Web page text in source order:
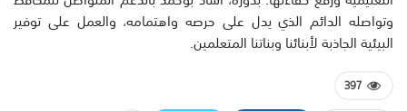
وتواصله الدائم الذي يدل على حرصه واهتمامه، والعمل على توفير
البيئية الجاذبة لأبنائنا وبناتنا المتعلمين.
397